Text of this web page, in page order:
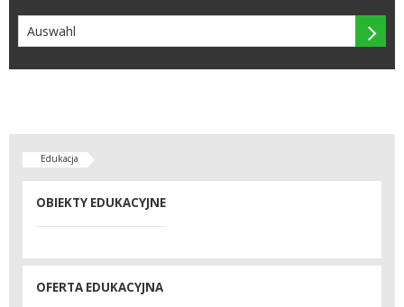

Edukacja
OBIEKTY EDUKACYJNE
OFERTA EDUKACYJNA